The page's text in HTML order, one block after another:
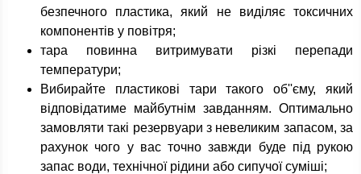
безпечного пластика, який не виділяє токсичних
компонентів у повітря;
тара повинна витримувати різкі перепади
температури;
Вибирайте пластикові тари такого об''єму, який
відповідатиме майбутнім завданням. Оптимально
замовляти такі резервуари з невеликим запасом, за
рахунок чого у вас точно завжди буде під рукою
запас води, технічної рідини або сипучої суміші;